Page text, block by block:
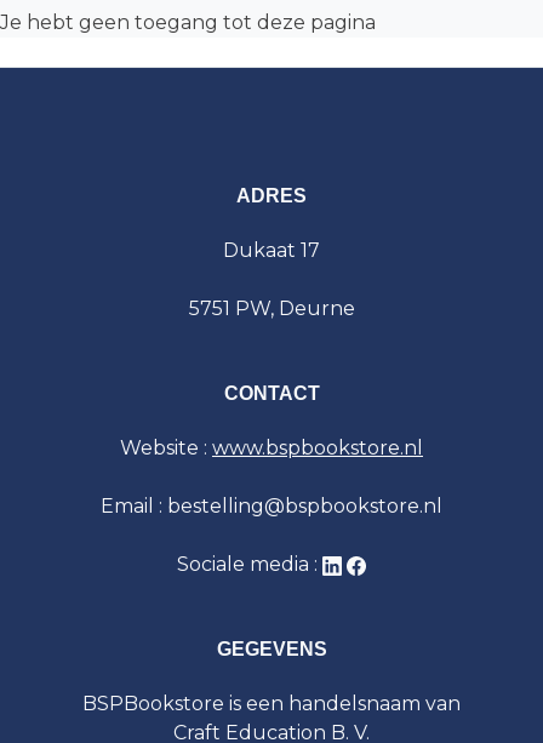
Je hebt geen toegang tot deze pagina
ADRES
Dukaat 17
5751 PW, Deurne
CONTACT
Website : www.bspbookstore.nl
Email : bestelling@bspbookstore.nl
Sociale media :
GEGEVENS
BSPBookstore is een handelsnaam van
Craft Education B. V.